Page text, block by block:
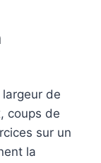
largeur de
coups de
sur un
la